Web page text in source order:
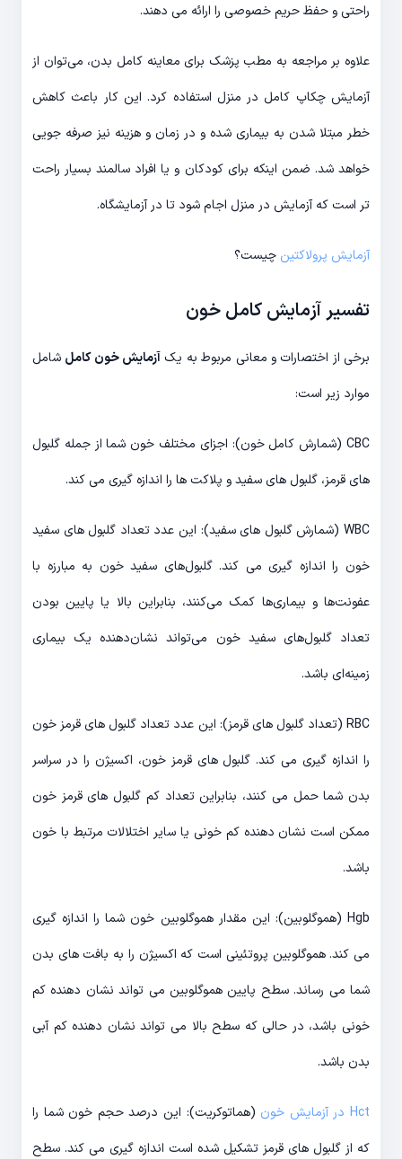
راحتی و حفظ حریم خصوصی را ارائه می دهند.
علاوه بر مراجعه به مطب پزشک برای معاینه کامل بدن، می‌توان از
آزمایش چکاپ کامل در منزل استفاده کرد. این کار باعث کاهش
خطر مبتلا شدن به بیماری شده و در زمان و هزینه نیز صرفه جویی
خواهد شد. ضمن اینکه برای کودکان و یا افراد سالمند بسیار راحت
تر است که آزمایش در منزل اجام شود تا در آزمایشگاه.
آزمایش پرولاکتین چیست؟
تفسیر آزمایش کامل خون
برخی از اختصارات و معانی مربوط به یک آزمایش خون کامل شامل
موارد زیر است:
CBC (شمارش کامل خون): اجزای مختلف خون شما از جمله گلبول
های قرمز، گلبول های سفید و پلاکت ها را اندازه گیری می کند.
WBC (شمارش گلبول های سفید): این عدد تعداد گلبول های سفید
خون را اندازه گیری می کند. گلبول‌های سفید خون به مبارزه با
عفونت‌ها و بیماری‌ها کمک می‌کنند، بنابراین بالا یا پایین بودن
تعداد گلبول‌های سفید خون می‌تواند نشان‌دهنده یک بیماری
زمینه‌ای باشد.
RBC (تعداد گلبول های قرمز): این عدد تعداد گلبول های قرمز خون
را اندازه گیری می کند. گلبول های قرمز خون، اکسیژن را در سراسر
بدن شما حمل می کنند، بنابراین تعداد کم گلبول های قرمز خون
ممکن است نشان دهنده کم خونی یا سایر اختلالات مرتبط با خون
باشد.
Hgb (هموگلوبین): این مقدار هموگلوبین خون شما را اندازه گیری
می کند. هموگلوبین پروتئینی است که اکسیژن را به بافت های بدن
شما می رساند. سطح پایین هموگلوبین می تواند نشان دهنده کم
خونی باشد، در حالی که سطح بالا می تواند نشان دهنده کم آبی
بدن باشد.
Hct در آزمایش خون
(هماتوکریت): این درصد حجم خون شما را
که از گلبول های قرمز تشکیل شده است اندازه گیری می کند. سطح